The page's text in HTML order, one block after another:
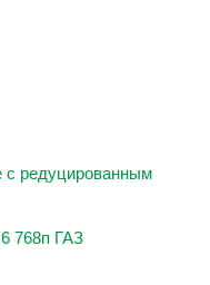
редуцированным
768п ГАЗ